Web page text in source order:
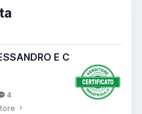
E C
4